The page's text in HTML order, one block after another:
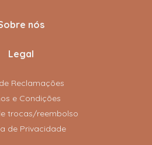
nós
Legal
Reclamações
e Condições
trocas/reembolso
de Privacidade